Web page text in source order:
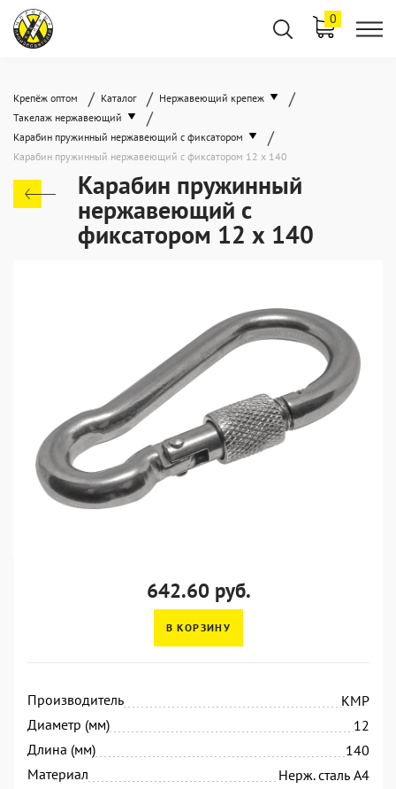
0
Крепёж оптом / Каталог / Нержавеющий крепеж /
Такелаж нержавеющий /
Карабин пружинный нержавеющий с фиксатором /
Карабин пружинный нержавеющий с фиксатором 12 х 140
Карабин пружинный
нержавеющий с
фиксатором 12 х 140
642.60 руб.
В КОРЗИНУ
Производитель
KMP
Диаметр (мм)
12
Длина (мм)
140
Материал
Нерж. сталь А4